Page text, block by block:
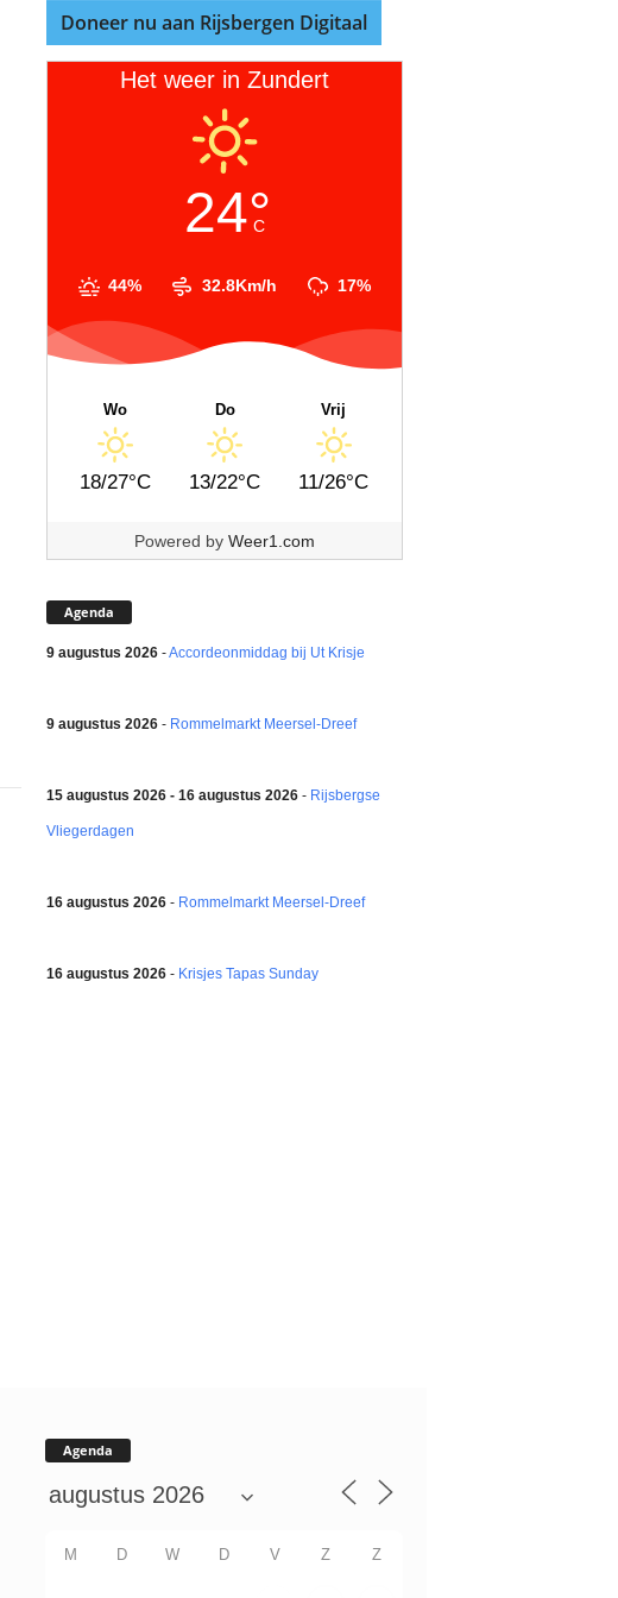
Doneer nu aan Rijsbergen Digitaal
Het weer in Zundert
24°
C
44% 32.8Km/h 17%
Wo
18/27°C
Do
13/22°C
Vrij
11/26°C
Powered by Weer1.com
Agenda
9 augustus 2026-Accordeonmiddag bij Ut Krisje
9 augustus 2026- Rommelmarkt Meersel-Dreef
15 augustus 2026 - 16 augustus 2026- Rijsbergse
Vliegerdagen
16 augustus 2026- Rommelmarkt Meersel-Dreef
16 augustus 2026- Krisjes Tapas Sunday
Agenda
M D W D V Z Z